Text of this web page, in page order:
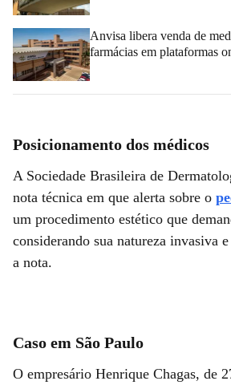
Anvisa libera venda de
farmácias em plataformas
Posicionamento dos médicos
A Sociedade Brasileira de
nota técnica em que alerta sobre o
um procedimento estético que
considerando sua natureza invasiva
a nota.
Caso em São Paulo
O empresário Henrique Chagas, de